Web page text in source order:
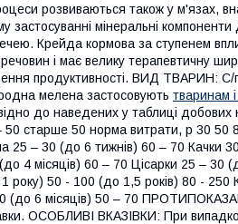
розвиваються також у м'язах,
застосуванні мінеральні
Крейда кормова за ступенем
і має велику терапевтичну
продуктивності. ВИД ТВАРИН: С/г
мелена застосовують тваринам і
до наведених у таблиці
50 старше 50 норма витрати, р 30 50
25 – 30 (до 6 тижнів) 60 – 70 Качки
4 місяців) 60 – 70 Цісарки 25 – 30
року) 50 - 100 (до 1,5 років) 80 - 250
(до 6 місяців) 50 – 70
ОСОБЛИВІ ВКАЗІВКИ: При